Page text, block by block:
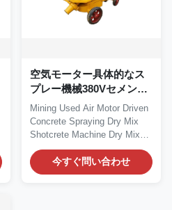
空気モーター具体的なス
プレー機械380Vセメント
のスプレーヤー機械
Mining Used Air Motor Driven
Concrete Spraying Dry Mix
Shotcrete Machine Dry Mix
Shotcrete...
今すぐ問い合わせ